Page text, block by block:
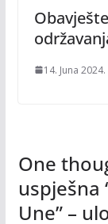
14. Juna 2024.
One
uspješna
Une” –